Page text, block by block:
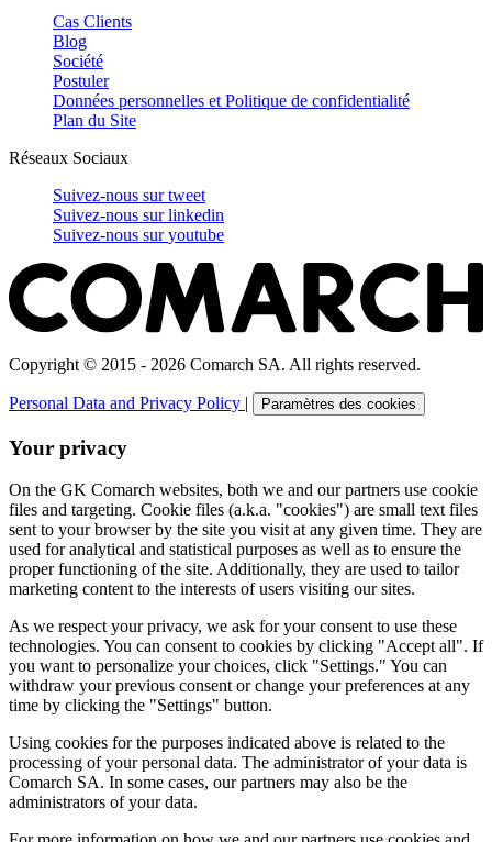
Cas Clients
Blog
Société
Postuler
Données personnelles et Politique de confidentialité
Plan du Site
Réseaux Sociaux
Suivez-nous surtweet
Suivez-nous surlinkedin
Suivez-nous suryoutube
Copyright © 2015 - 2026 Comarch SA. All rights reserved.
Personal Data and Privacy Policy | Paramètres des cookies
Your privacy
On the GK Comarch websites, both we and our partners use cookie
files and targeting. Cookie files (a.k.a. "cookies") are small text files
sent to your browser by the site you visit at any given time. They are
used for analytical and statistical purposes as well as to ensure the
proper functioning of the site. Additionally, they are used to tailor
marketing content to the interests of users visiting our sites.
As we respect your privacy, we ask for your consent to use these
technologies. You can consent to cookies by clicking "Accept all". If
you want to personalize your choices, click "Settings." You can
withdraw your previous consent or change your preferences at any
time by clicking the "Settings" button.
Using cookies for the purposes indicated above is related to the
processing of your personal data. The administrator of your data is
Comarch SA. In some cases, our partners may also be the
administrators of your data.